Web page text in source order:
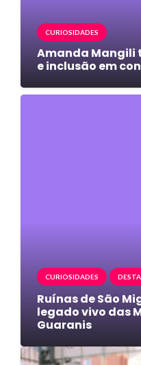
CURIOSIDADES
Amanda Mangili
e inclusão em
CURIOSIDADES
Ruínas de São
legado vivo das
Guaranis